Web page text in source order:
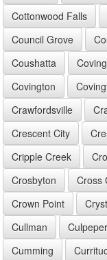
Cottonwood Falls
Council Grove
Coushatta
Covington
Crawfordsville
Crescent City
Cripple Creek
Crosbyton
Cross
Crown Point
Cullman
Culpeper
Cumming